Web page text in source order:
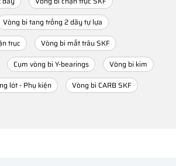
Vòng bi tang trống 2 dãy tự lựa
trục
Vòng bi mắt trâu SKF
Cụm vòng bi Y-bearings
Vòng bi kim
lót - Phụ kiện
Vòng bi CARB SKF